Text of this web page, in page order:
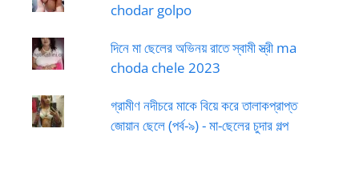
chodar golpo
দিনে মা ছেলের অভিনয় রাতে স্বামী স্ত্রী ma
choda chele 2023
গ্রামীণ নদীচরে মাকে বিয়ে করে তালাকপ্রাপ্ত
জোয়ান ছেলে (পর্ব-৯) - মা-ছেলের চুদার গল্প